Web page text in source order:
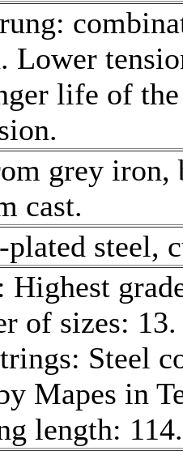
Lower
life of
grey iron,
cast.
steel,
Highest
of sizes:
Steel
Mapes in
length: